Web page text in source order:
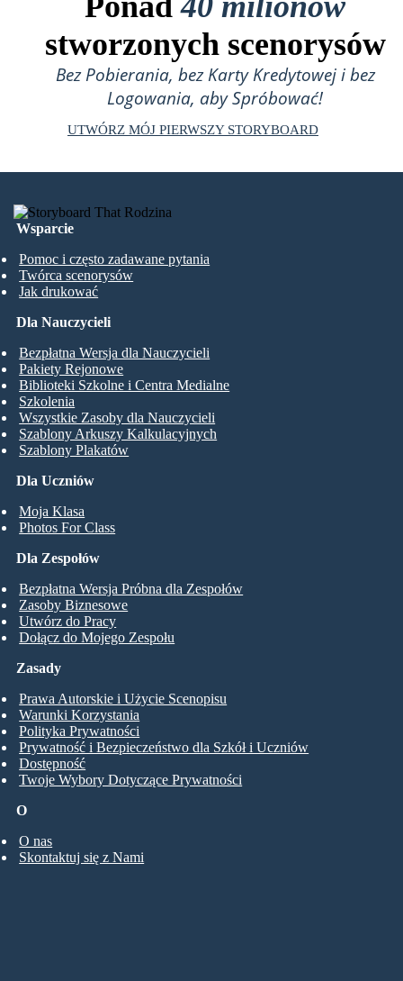
stworzonych scenorysów
Bez Pobierania, bez Karty Kredytowej i bez
Logowania, aby Spróbować!
UTWÓRZ MÓJ PIERWSZY STORYBOARD
Wsparcie
Pomoc i często zadawane pytania
Twórca scenorysów
Jak drukować
Dla Uczniów
Moja Klasa
Photos For Class
Dla Nauczycieli
Bezpłatna Wersja dla Nauczycieli
Pakiety Rejonowe
Biblioteki Szkolne i Centra Medialne
Szkolenia
Wszystkie Zasoby dla Nauczycieli
Szablony Arkuszy Kalkulacyjnych
Szablony Plakatów
Dla Zespołów
Bezpłatna Wersja Próbna dla Zespołów
Zasoby Biznesowe
Utwórz do Pracy
Dołącz do Mojego Zespołu
O
O nas
Skontaktuj się z Nami
Zasady
Prawa Autorskie i Użycie Scenopisu
Warunki Korzystania
Polityka Prywatności
Prywatność i Bezpieczeństwo dla Szkół i Uczniów
Dostępność
Twoje Wybory Dotyczące Prywatności